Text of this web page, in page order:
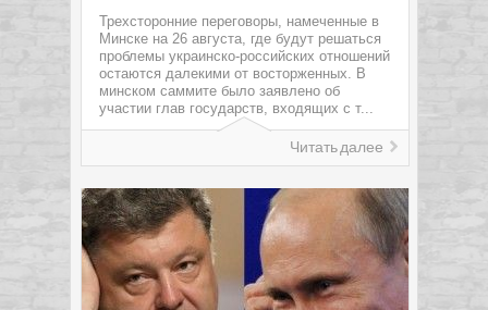
Трехсторонние переговоры, намеченные в
Минске на 26 августа, где будут решаться
проблемы украинско-российских отношений
остаются далекими от восторженных. В
минском саммите было заявлено об
участии глав государств, входящих с т...
Читать далее